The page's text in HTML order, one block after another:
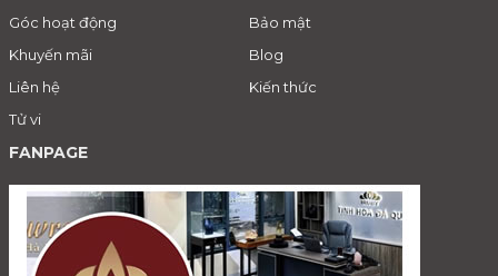
Góc hoạt động
Bảo mật
Khuyến mãi
Blog
Liên hệ
Kiến thức
Tử vi
FANPAGE